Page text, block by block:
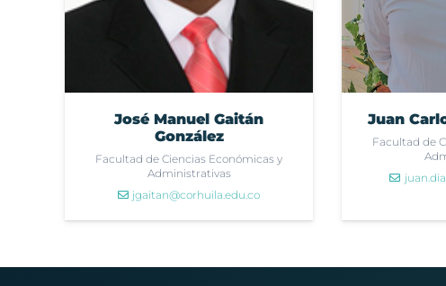
José Manuel Gaitán
González
Facultad de Ciencias Económicas y
Administrativas
jgaitan@corhuila.edu.co
Juan
Facultad de